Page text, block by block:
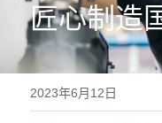
发展历程
团队实力
企业文化
立卧转换铣车
HU1000
HU1300/
天车式摇篮五
A800
招贤纳士
黄鹄服务
联系我们
匠心制造
2023年6月12日